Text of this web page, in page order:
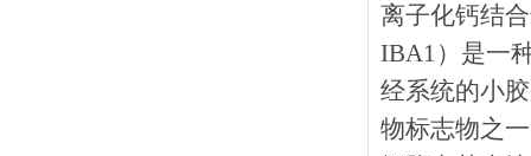
离子化钙结
IBA1）是一
经系统的小
物标志物之